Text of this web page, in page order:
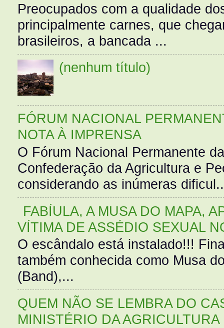
Preocupados com a qualidade
principalmente carnes, que
brasileiros, a bancada ...
(nenhum título)
FÓRUM NACIONAL
NOTA À IMPRENSA
O Fórum Nacional Permanente
Confederação da Agricultura e
considerando as inúmeras
FABÍULA, A MUSA DO MAPA,
VÍTIMA DE ASSÉDIO SEXUAL
O escândalo está instalado!!!
também conhecida como Musa
(Band),...
QUEM NÃO SE LEMBRA DO
MINISTÉRIO DA AGRICULTURA